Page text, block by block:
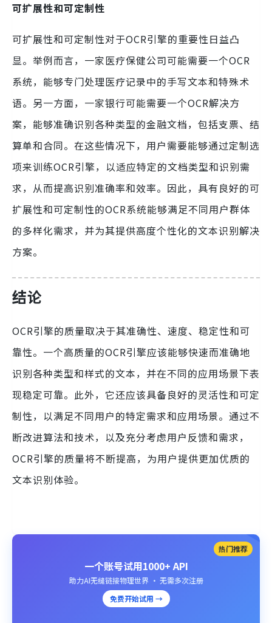
可扩展性和可定制性
可扩展性和可定制性对于OCR引擎的重要性日益凸
显。举例而言，一家医疗保健公司可能需要一个OCR
系统，能够专门处理医疗记录中的手写文本和特殊术
语。另一方面，一家银行可能需要一个OCR解决方
案，能够准确识别各种类型的金融文档，包括支票、结
算单和合同。在这些情况下，用户需要能够通过定制选
项来训练OCR引擎，以适应特定的文档类型和识别需
求，从而提高识别准确率和效率。因此，具有良好的可
扩展性和可定制性的OCR系统能够满足不同用户群体
的多样化需求，并为其提供高度个性化的文本识别解决
方案。
结论
OCR引擎的质量取决于其准确性、速度、稳定性和可
靠性。一个高质量的OCR引擎应该能够快速而准确地
识别各种类型和样式的文本，并在不同的应用场景下表
现稳定可靠。此外，它还应该具备良好的灵活性和可定
制性，以满足不同用户的特定需求和应用场景。通过不
断改进算法和技术，以及充分考虑用户反馈和需求，
OCR引擎的质量将不断提高，为用户提供更加优质的
文本识别体验。
热门推荐
一个账号试用1000+ API
助力AI无缝链接物理世界 · 无需多次注册
免费开始试用 →